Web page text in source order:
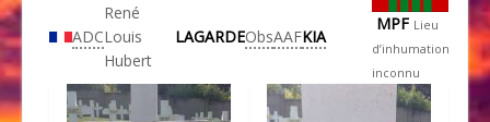
ADC
René
Louis
Hubert
LAGARDEObsAAFKIA
MPF Lieu
d’inhumation
inconnu